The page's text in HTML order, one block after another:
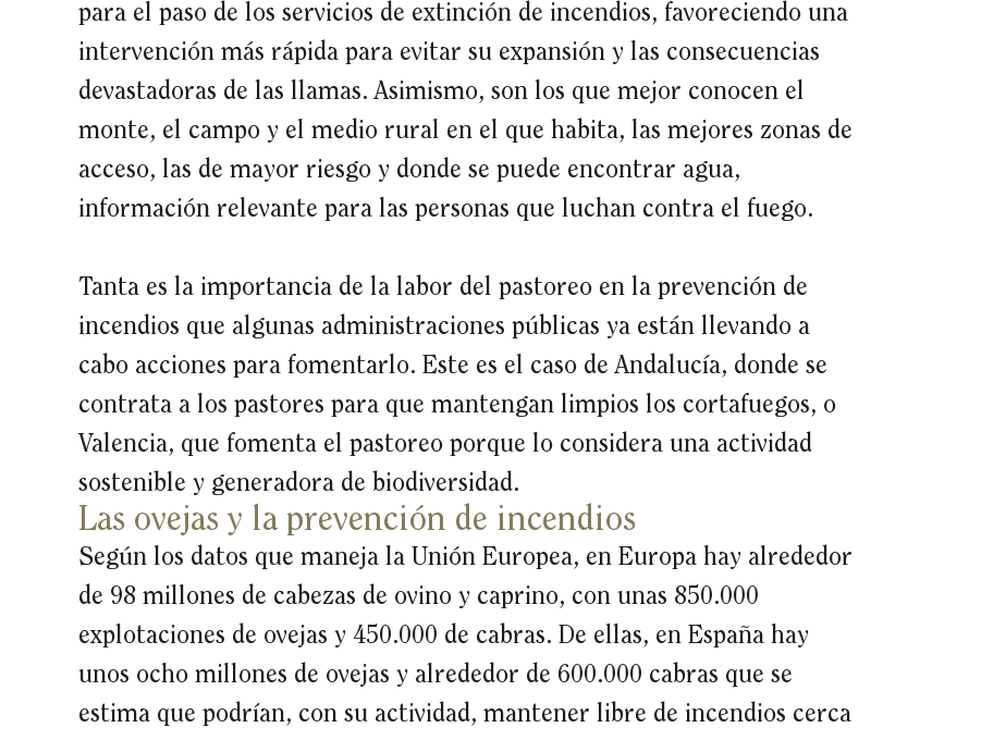
para el paso de los servicios de extinción de incendios, favoreciendo una
intervención más rápida para evitar su expansión y las consecuencias
devastadoras de las llamas. Asimismo, son los que mejor conocen el
monte, el campo y el medio rural en el que habita, las mejores zonas de
acceso, las de mayor riesgo y donde se puede encontrar agua,
información relevante para las personas que luchan contra el fuego.
Tanta es la importancia de la labor del pastoreo en la prevención de
incendios que algunas administraciones públicas ya están llevando a
cabo acciones para fomentarlo. Este es el caso de Andalucía, donde se
contrata a los pastores para que mantengan limpios los cortafuegos, o
Valencia, que fomenta el pastoreo porque lo considera una actividad
sostenible y generadora de biodiversidad.
Las ovejas y la prevención de incendios
Según los datos que maneja la Unión Europea, en Europa hay alrededor
de 98 millones de cabezas de ovino y caprino, con unas 850.000
explotaciones de ovejas y 450.000 de cabras. De ellas, en España hay
unos ocho millones de ovejas y alrededor de 600.000 cabras que se
estima que podrían, con su actividad, mantener libre de incendios cerca